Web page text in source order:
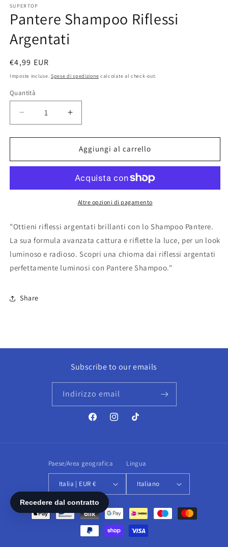
multimediali
1
in
modale
SUPERTOP
Pantere Shampoo Riflessi
Argentati
Prezzo
di
€4,99 EUR
Imposte incluse. Spese di spedizione calcolate al check-out.
Quantità
Diminuisci
quantità
per
Shampoo
Aumenta
quantità
per
Pantere
Shampoo
Argentati
Aggiungi al carrello
Altre opzioni di pagamento
"Ottieni riflessi argentati brillanti con lo Shampoo Pantere.
La sua formula avanzata cattura e riflette la luce, per un look
luminoso e radioso. Scopri una chioma dai riflessi argentati
perfettamente luminosi con Pantere Shampoo."
Share
Subscribe to our emails
Indirizzo email
FacebookInstagramTikTok
Paese/Area geografica
Italia | EUR €
Lingua
Italiano